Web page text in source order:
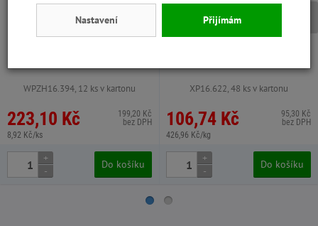
WPZH16.394, 12 ks v kartonu
223,10 Kč
8,92 Kč/ks
199,20 Kč
bez DPH
+
-
Do košíku
XP16.622, 48 ks v kartonu
106,74 Kč
426,96 Kč/kg
95,30 Kč
bez DPH
+
-
Do košíku
Nastavení Přijímám